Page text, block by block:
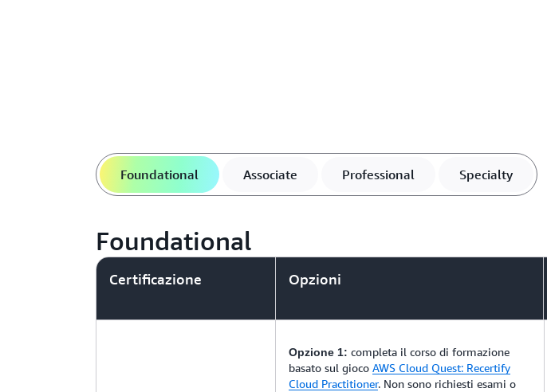
Foundational Associate Professional Specialty
Foundational
Certificazione Opzioni
Opzione 1: completa il corso di formazione
basato sul gioco AWS Cloud Quest: Recertify
Cloud Practitioner. Non sono richiesti esami o